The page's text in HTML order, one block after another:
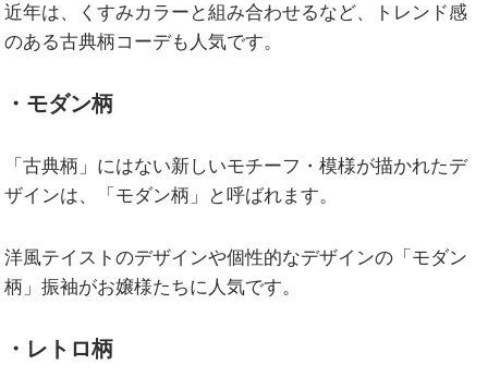
近年は、くすみカラーと組み合わせるなど、トレンド感
のある古典柄コーデも人気です。
・モダン柄
「古典柄」にはない新しいモチーフ・模様が描かれたデ
ザインは、「モダン柄」と呼ばれます。
洋風テイストのデザインや個性的なデザインの「モダン
柄」振袖がお嬢様たちに人気です。
・レトロ柄